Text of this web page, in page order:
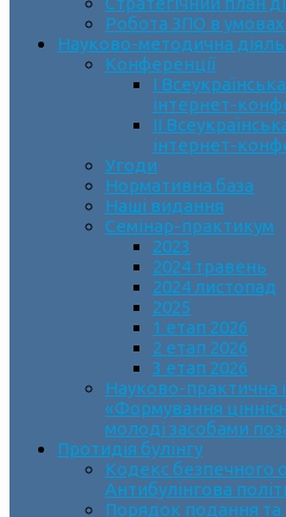
Робота ЗПО в
Науково-методична
Конференції
І
інтернет-
ІІ
інтернет-
Угоди
Нормативна база
Наші видання
Семінар-практикум
2023
2024 травень
2024 листопад
2025
1 етап 2026
2 етап 2026
3 етап 2026
Науково-практична
«Формування
молоді засобами
Протидія булінгу
Кодекс безпечного
Антибулінгова
Порядок подання та